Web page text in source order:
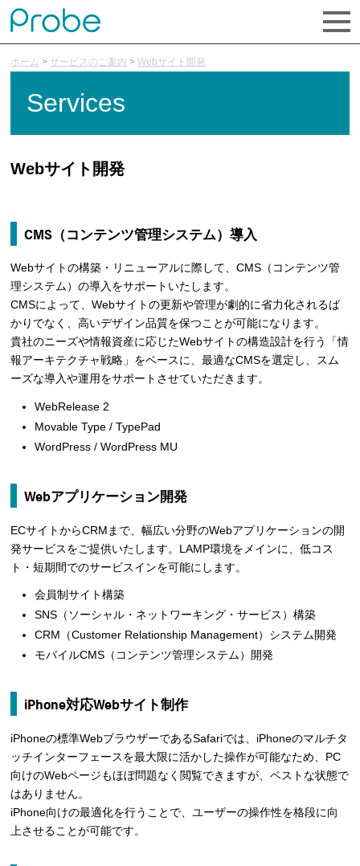
ホーム > サービスのご案内 > Webサイト開発
Services
Webサイト開発
CMS（コンテンツ管理システム）導入
Webサイトの構築・リニューアルに際して、CMS（コンテンツ管
理システム）の導入をサポートいたします。
CMSによって、Webサイトの更新や管理が劇的に省力化されるば
かりでなく、高いデザイン品質を保つことが可能になります。
貴社のニーズや情報資産に応じたWebサイトの構造設計を行う「情
報アーキテクチャ戦略」をベースに、最適なCMSを選定し、スム
ーズな導入や運用をサポートさせていただきます。
WebRelease 2
Movable Type / TypePad
WordPress / WordPress MU
Webアプリケーション開発
ECサイトからCRMまで、幅広い分野のWebアプリケーションの開
発サービスをご提供いたします。LAMP環境をメインに、低コス
ト・短期間でのサービスインを可能にします。
会員制サイト構築
SNS（ソーシャル・ネットワーキング・サービス）構築
CRM（Customer Relationship Management）システム開発
モバイルCMS（コンテンツ管理システム）開発
iPhone対応Webサイト制作
iPhoneの標準WebブラウザーであるSafariでは、iPhoneのマルチタ
ッチインターフェースを最大限に活かした操作が可能なため、PC
向けのWebページもほぼ問題なく閲覧できますが、ベストな状態で
はありません。
iPhone向けの最適化を行うことで、ユーザーの操作性を格段に向
上させることが可能です。